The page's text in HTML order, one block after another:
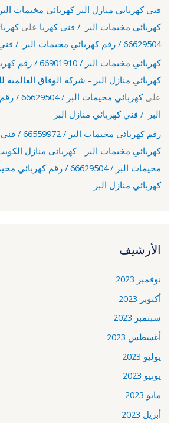
كهربائي مخيمات البر / فني كهربا على
66629504 / رقم كهربائي مخيمات البر / فني كهربائي منازل البر
كهربائي مخيمات
كهربائي منازل البر - شركة الوفاق العالمية
على
كهربائي
البر / فني كهربائي منازل البر
رقم
كهربائي مخيمات البر - كهربائى منازل
مخيمات البر / 66629504 / رقم
كهربائي منازل البر
الأرشيف
نوفمبر 2023
أكتوبر 2023
سبتمبر 2023
أغسطس 2023
يوليو 2023
يونيو 2023
مايو 2023
أبريل 2023